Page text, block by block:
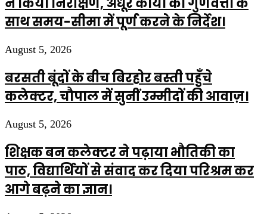
साथ समय-सीमा में पूर्ण करने के निर्देश।
August 5, 2026
बरसती बूंदों के बीच बिरहोर बस्ती पहुँचे
कलेक्टर, चौपाल में सुनीं उम्मीदों की आवाज़।
August 5, 2026
शिक्षक बन कलेक्टर ने पढ़ाया भौतिकी का
पाठ, विद्यार्थियों से संवाद कर दिया परिश्रम कर
आगे बढ़ने का ज्ञान।